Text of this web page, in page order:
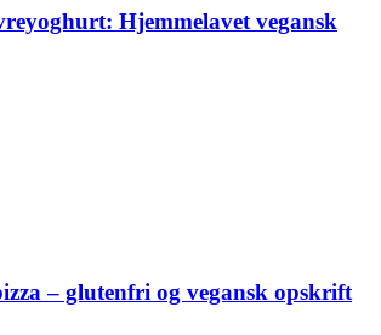
Hjemmelavet vegansk
– glutenfri og vegansk opskrift